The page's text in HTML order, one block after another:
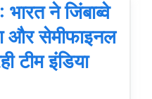
ने जिंबाब्वे
और सेमीफाइनल
टीम इंडिया